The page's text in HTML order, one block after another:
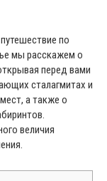
по
мы расскажем о
перед вами
сталагмитах и
а также о
величия